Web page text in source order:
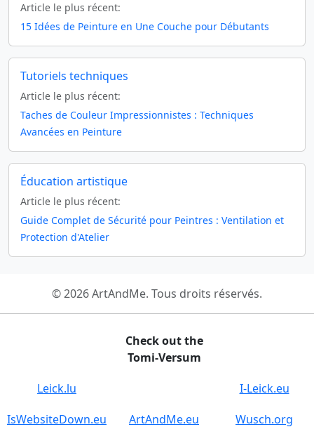
Article le plus récent:
15 Idées de Peinture en Une Couche pour Débutants
Tutoriels techniques
Article le plus récent:
Taches de Couleur Impressionnistes : Techniques
Avancées en Peinture
Éducation artistique
Article le plus récent:
Guide Complet de Sécurité pour Peintres : Ventilation et
Protection d'Atelier
© 2026 ArtAndMe. Tous droits réservés.
Check out the
Tomi-Versum
Leick.lu
I-Leick.eu
IsWebsiteDown.eu
ArtAndMe.eu Wusch.org